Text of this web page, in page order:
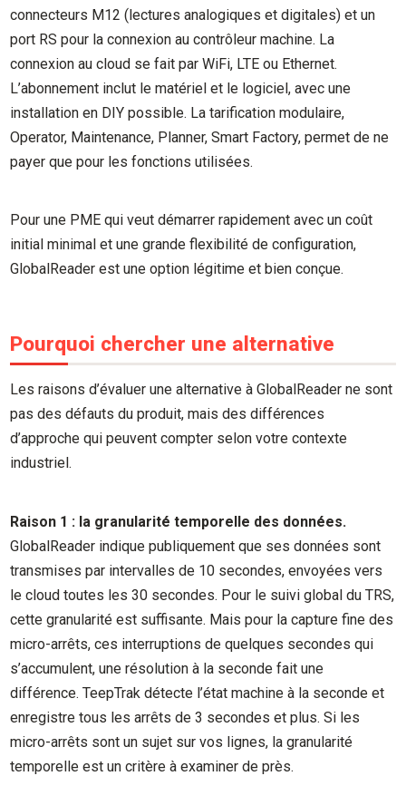
connecteurs M12 (lectures analogiques et digitales) et un
port RS pour la connexion au contrôleur machine. La
connexion au cloud se fait par WiFi, LTE ou Ethernet.
L’abonnement inclut le matériel et le logiciel, avec une
installation en DIY possible. La tarification modulaire,
Operator, Maintenance, Planner, Smart Factory, permet de ne
payer que pour les fonctions utilisées.
Pour une PME qui veut démarrer rapidement avec un coût
initial minimal et une grande flexibilité de configuration,
GlobalReader est une option légitime et bien conçue.
Pourquoi chercher une alternative
Les raisons d’évaluer une alternative à GlobalReader ne sont
pas des défauts du produit, mais des différences
d’approche qui peuvent compter selon votre contexte
industriel.
Raison 1 : la granularité temporelle des données.
GlobalReader indique publiquement que ses données sont
transmises par intervalles de 10 secondes, envoyées vers
le cloud toutes les 30 secondes. Pour le suivi global du TRS,
cette granularité est suffisante. Mais pour la capture fine des
micro-arrêts, ces interruptions de quelques secondes qui
s’accumulent, une résolution à la seconde fait une
différence. TeepTrak détecte l’état machine à la seconde et
enregistre tous les arrêts de 3 secondes et plus. Si les
micro-arrêts sont un sujet sur vos lignes, la granularité
temporelle est un critère à examiner de près.